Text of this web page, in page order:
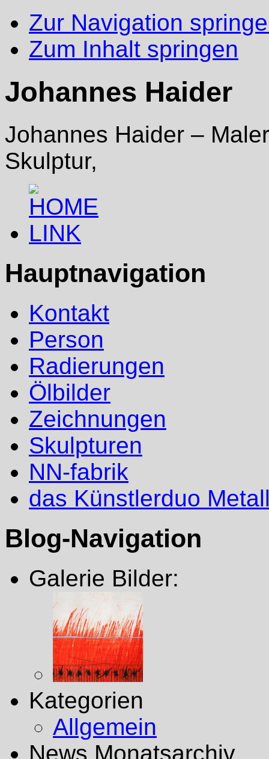
Zur Navigation
Zum Inhalt springen
Johannes Haider
Johannes Haider –
Skulptur,
Hauptnavigation
Kontakt
Person
Radierungen
Ölbilder
Zeichnungen
Skulpturen
NN-fabrik
das Künstlerduo
Blog-Navigation
Galerie Bilder:
Kategorien
Allgemein
News Monatsarchiv